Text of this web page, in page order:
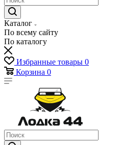
Каталог
По всему сайту
По каталогу
Избранные товары 0
Корзина 0